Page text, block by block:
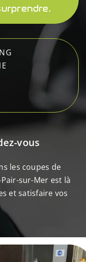
vous
les coupes de
sur-Mer est là
et satisfaire vos